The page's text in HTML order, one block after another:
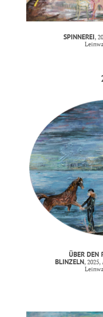
SPINNEREI,
ÜBER DEN
BLINZELN,